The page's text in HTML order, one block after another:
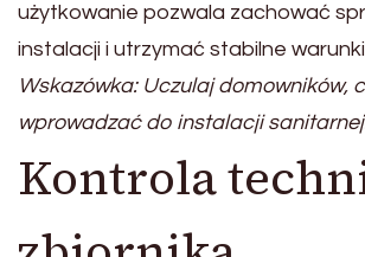
użytkowanie pozwala zachować
instalacji i utrzymać stabilne
Wskazówka: Uczulaj domowników,
wprowadzać do instalacji
Kontrola